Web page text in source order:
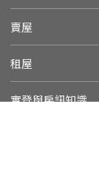
賣屋
租屋
實登與房訊知識